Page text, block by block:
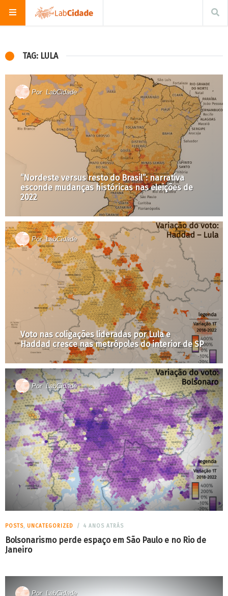
TAG: LULA
Por LabCidade
“Nordeste versus resto do Brasil”: narrativa
esconde mudanças históricas nas eleições de
2022
PorLabCidade
Voto nas coligações lideradas por Lula e
Haddad cresce nas metrópoles do interior de SP
Por LabCidade
POSTS, UNCATEGORIZED 4 ANOS ATRÁS
Bolsonarismo perde espaço em São Paulo e no Rio de
Janeiro
Por LabCidade